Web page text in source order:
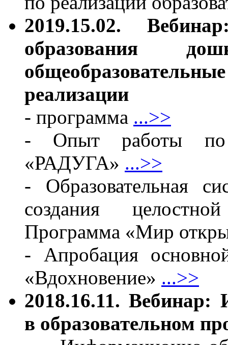
2019.15.02.
образования
реализации
- программа ...>>
- Опыт работы по
«РАДУГА» ...>>
- Образовательная
создания
Программа «Мир
- Апробация
«Вдохновение» ...>>
2018.16.11. Вебинар:
в образовательном